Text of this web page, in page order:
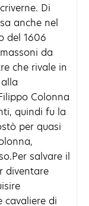
Di
anche nel
del 1606
da
che rivale in
Colonna
quindi fu la
per quasi
salvare il
diventare
cavaliere di